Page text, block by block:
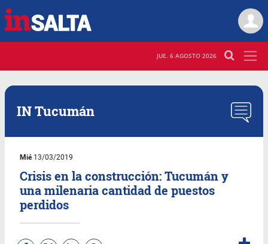
JUE. 6 AGOSTO 2026
IN Tucumán
Mié13/03/2019
Crisis en la construcción: Tucumán y
una milenaria cantidad de puestos
perdidos